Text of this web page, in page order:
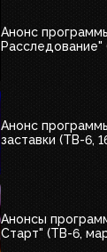
Анонс
Расследование"
Анонс
заставки (ТВ-6,
Анонсы
Старт" (ТВ-6,